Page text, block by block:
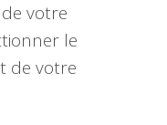
votre
le
de votre